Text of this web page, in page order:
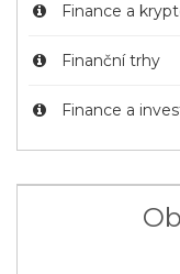
Finance a
Finanční trhy
Finance a